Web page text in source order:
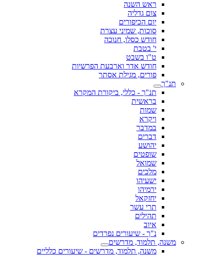
ראש השנה
צום גדליה
יום הכיפורים
סוכות, שמיני עצרת
חודש כסלו, חנוכה
י' בטבת
ט"ו בשבט
חודש אדר וארבעת הפרשיות
פורים, מגילת אסתר
תנ"ך
תנ"ך - כללי, ביקורת המקרא
בראשית
שמות
ויקרא
במדבר
דברים
יהושע
שופטים
שמואל
מלכים
ישעיהו
ירמיהו
יחזקאל
תרי עשר
תהילים
איוב
נ"ך - שיעורים נפרדים
משנה, תלמוד, מדרשים
משנה, תלמוד, מדרשים - שיעורים כלליים